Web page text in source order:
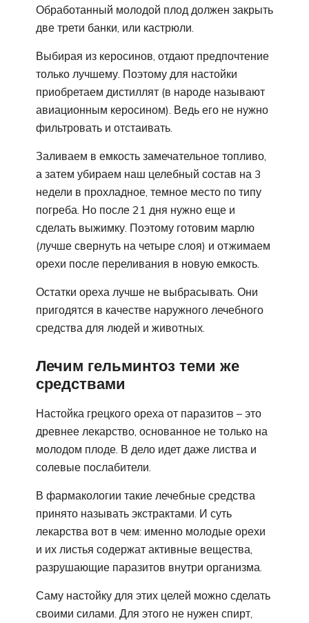
Обработанный молодой плод должен закрыть
две трети банки, или кастрюли.
Выбирая из керосинов, отдают предпочтение
только лучшему. Поэтому для настойки
приобретаем дистиллят (в народе называют
авиационным керосином). Ведь его не нужно
фильтровать и отстаивать.
Заливаем в емкость замечательное топливо,
а затем убираем наш целебный состав на 3
недели в прохладное, темное место по типу
погреба. Но после 21 дня нужно еще и
сделать выжимку. Поэтому готовим марлю
(лучше свернуть на четыре слоя) и отжимаем
орехи после переливания в новую емкость.
Остатки ореха лучше не выбрасывать. Они
пригодятся в качестве наружного лечебного
средства для людей и животных.
Лечим гельминтоз теми же
средствами
Настойка грецкого ореха от паразитов – это
древнее лекарство, основанное не только на
молодом плоде. В дело идет даже листва и
солевые послабители.
В фармакологии такие лечебные средства
принято называть экстрактами. И суть
лекарства вот в чем: именно молодые орехи
и их листья содержат активные вещества,
разрушающие паразитов внутри организма.
Саму настойку для этих целей можно сделать
своими силами. Для этого не нужен спирт,